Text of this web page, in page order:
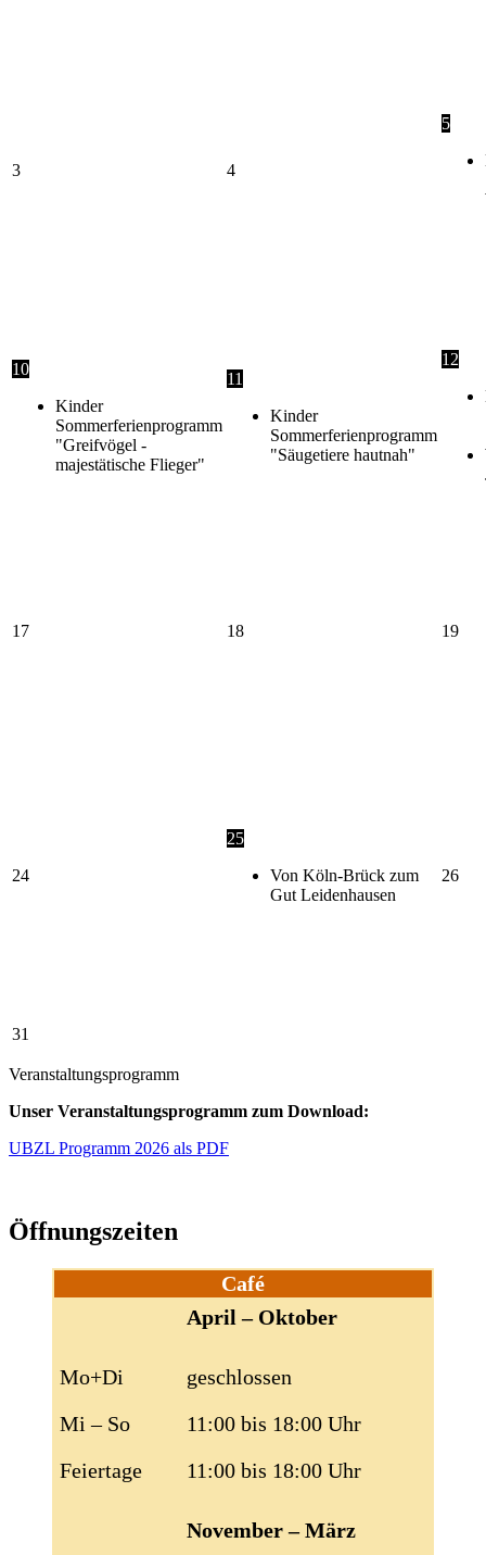
3 4
5
10
Kinder
Sommerferienprogramm
"Greifvögel -
majestätische Flieger"
11
Kinder
Sommerferienprogramm
"Säugetiere hautnah"
12
17 18 19
24
25
Von Köln-Brück zum
Gut Leidenhausen
26
31
Veranstaltungsprogramm
Unser Veranstaltungsprogramm zum Download:
UBZL Programm 2026 als PDF
Öffnungszeiten
Café
April – Oktober
Mo+Di
Mi – So
Feiertage
geschlossen
11:00 bis 18:00 Uhr
11:00 bis 18:00 Uhr
November – März